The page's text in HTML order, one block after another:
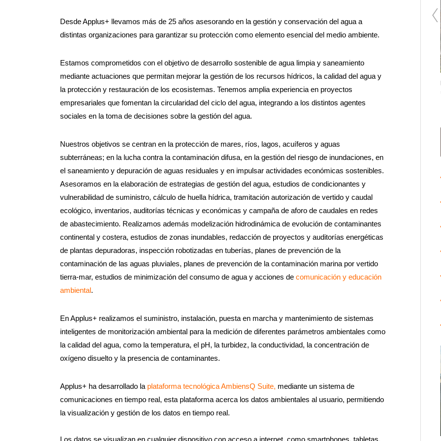
Desde Applus+ llevamos más de 25 años asesorando en la gestión y conservación del agua a
distintas organizaciones para garantizar su protección como elemento esencial del medio ambiente.
Estamos comprometidos con el objetivo de desarrollo sostenible de agua limpia y saneamiento
mediante actuaciones que permitan mejorar la gestión de los recursos hídricos, la calidad del agua y
la protección y restauración de los ecosistemas. Tenemos amplia experiencia en proyectos
empresariales que fomentan la circularidad del ciclo del agua, integrando a los distintos agentes
sociales en la toma de decisiones sobre la gestión del agua.
Nuestros objetivos se centran en la protección de mares, ríos, lagos, acuíferos y aguas
subterráneas; en la lucha contra la contaminación difusa, en la gestión del riesgo de inundaciones, en
el saneamiento y depuración de aguas residuales y en impulsar actividades económicas sostenibles.
Asesoramos en la elaboración de estrategias de gestión del agua, estudios de condicionantes y
vulnerabilidad de suministro, cálculo de huella hídrica, tramitación autorización de vertido y caudal
ecológico, inventarios, auditorías técnicas y económicas y campaña de aforo de caudales en redes
de abastecimiento. Realizamos además modelización hidrodinámica de evolución de contaminantes
continental y costera, estudios de zonas inundables, redacción de proyectos y auditorías energéticas
de plantas depuradoras, inspección robotizadas en tuberías, planes de prevención de la
contaminación de las aguas pluviales, planes de prevención de la contaminación marina por vertido
tierra-mar, estudios de minimización del consumo de agua y acciones de comunicación y educación
ambiental.
En Applus+ realizamos el suministro, instalación, puesta en marcha y mantenimiento de sistemas
inteligentes de monitorización ambiental para la medición de diferentes parámetros ambientales como
la calidad del agua, como la temperatura, el pH, la turbidez, la conductividad, la concentración de
oxígeno disuelto y la presencia de contaminantes.
Applus+ ha desarrollado la plataforma tecnológica AmbiensQ Suite, mediante un sistema de
comunicaciones en tiempo real, esta plataforma acerca los datos ambientales al usuario, permitiendo
la visualización y gestión de los datos en tiempo real.
Los datos se visualizan en cualquier dispositivo con acceso a internet, como smartphones, tabletas,
Monitoreo ambiental de centrales térmicas